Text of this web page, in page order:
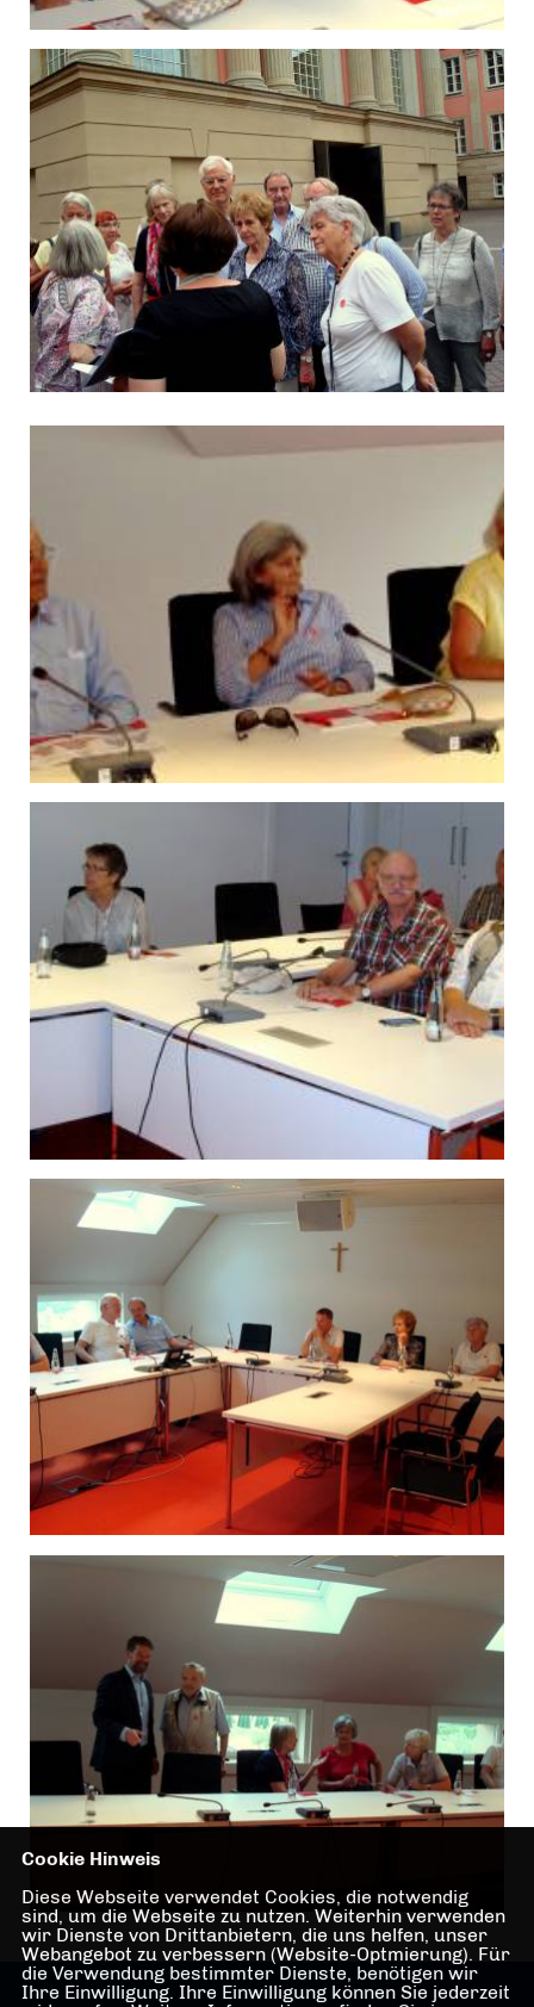
Cookie Hinweis
Diese Webseite verwendet Cookies, die notwendig
sind, um die Webseite zu nutzen. Weiterhin verwenden
wir Dienste von Drittanbietern, die uns helfen, unser
Webangebot zu verbessern (Website-Optmierung). Für
die Verwendung bestimmter Dienste, benötigen wir
Ihre Einwilligung. Ihre Einwilligung können Sie jederzeit